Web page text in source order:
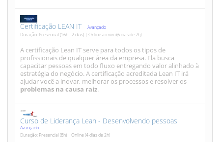
Certificação LEAN IT
Avançado
Duração: Presencial (16h - 2 dias) | Online ao vivo (6 dias de 2h)
A certificação Lean IT serve para todos os tipos de
profissionais de qualquer área da empresa. Ela busca
capacitar pessoas em todo fluxo entregando valor alinhado à
estratégia do negócio. A certificação acreditada Lean IT irá
ajudar você a inovar, melhorar os processos e resolver os
problemas na causa raiz.
Curso de Liderança Lean - Desenvolvendo pessoas
Avançado
Duração: Presencial (8h) | Online (4 dias de 2h)